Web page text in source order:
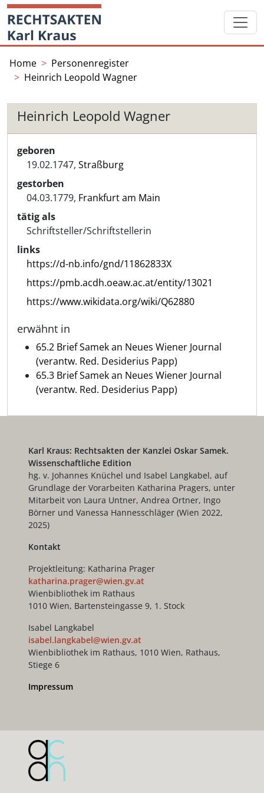
Skip
content
Startseite
Home
Personenregister
Heinrich Leopold Wagner
Heinrich Leopold Wagner
geboren
19.02.1747, Straßburg
gestorben
04.03.1779, Frankfurt am Main
tätig als
Schriftsteller/Schriftstellerin
links
https://d-nb.info/gnd/11862833X
https://pmb.acdh.oeaw.ac.at/entity/13021
https://www.wikidata.org/wiki/Q62880
erwähnt in
65.2 Brief Samek an Neues Wiener Journal
(verantw. Red. Desiderius Papp)
65.3 Brief Samek an Neues Wiener Journal
(verantw. Red. Desiderius Papp)
Karl Kraus: Rechtsakten der Kanzlei Oskar Samek.
Wissenschaftliche Edition
hg. v. Johannes Knüchel und Isabel Langkabel, auf
Grundlage der Vorarbeiten Katharina Pragers, unter
Mitarbeit von Laura Untner, Andrea Ortner, Ingo
Börner und Vanessa Hannesschläger (Wien 2022,
2025)
Kontakt
Projektleitung: Katharina Prager
katharina.prager@wien.gv.at
Wienbibliothek im Rathaus
1010 Wien, Bartensteingasse 9, 1. Stock
Isabel Langkabel
isabel.langkabel@wien.gv.at
Wienbibliothek im Rathaus, 1010 Wien, Rathaus,
Stiege 6
Impressum